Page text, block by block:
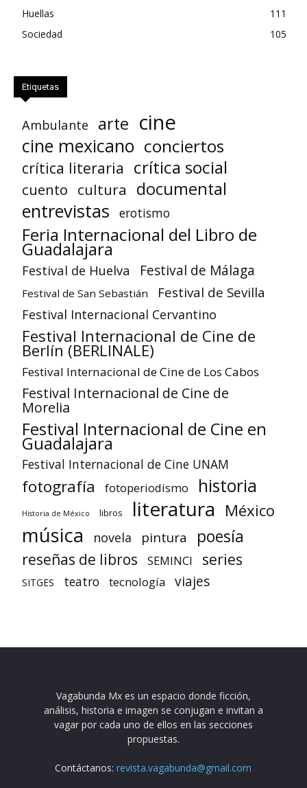
Huellas
111
Sociedad
105
Etiquetas
Ambulante arte cine
cine mexicano conciertos
crítica literaria crítica social
cuento cultura documental
entrevistas erotismo
Feria Internacional del Libro de
Guadalajara
Festival de Huelva Festival de Málaga
Festival de San Sebastián Festival de Sevilla
Festival Internacional Cervantino
Festival Internacional de Cine de
Berlín (BERLINALE)
Festival Internacional de Cine de Los Cabos
Festival Internacional de Cine de
Morelia
Festival Internacional de Cine en
Guadalajara
Festival Internacional de Cine UNAM
fotografía fotoperiodismo historia
Historia de México libros literatura México
música novela pintura poesía
reseñas de libros SEMINCI series
SITGES teatro tecnología viajes
Vagabunda Mx es un espacio donde ficción,
análisis, historia e imagen se conjugan e invitan a
vagar por cada uno de ellos en las secciones
propuestas.
Contáctanos:revista.vagabunda@gmail.com